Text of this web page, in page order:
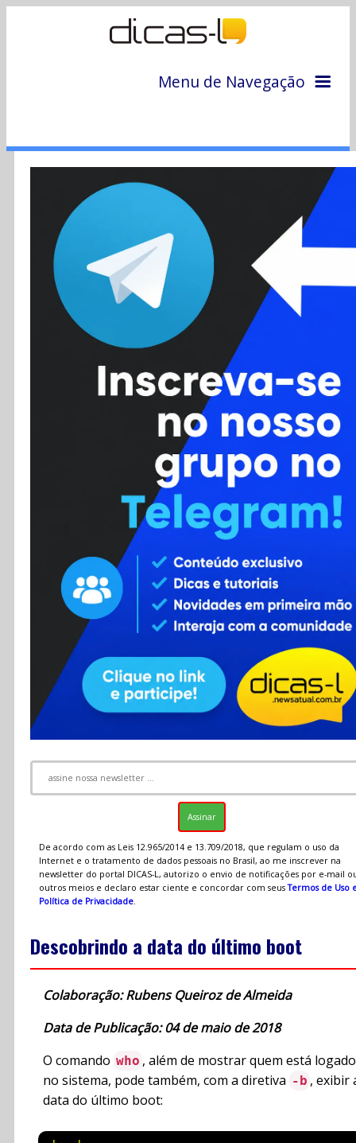
Menu de Navegação
Colunas
Colaboradores
Cursos
Enviar Dica
Contato
RSS
De acordo com as Leis 12.965/2014 e 13.709/2018, que regulam o uso da
Internet e o tratamento de dados pessoais no Brasil, ao me inscrever na
newsletter do portal DICAS-L, autorizo o envio de notificações por e-mail
outros meios e declaro estar ciente e concordar com seusTermos de Uso
Política de Privacidade.
Descobrindo a data do último boot
Colaboração: Rubens Queiroz de Almeida
Data de Publicação: 04 de maio de 2018
O comando who , além de mostrar quem está logado
no sistema, pode também, com a diretiva -b , exibir
data do último boot: